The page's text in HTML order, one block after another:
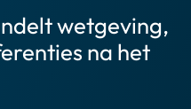
wetgeving,
na het